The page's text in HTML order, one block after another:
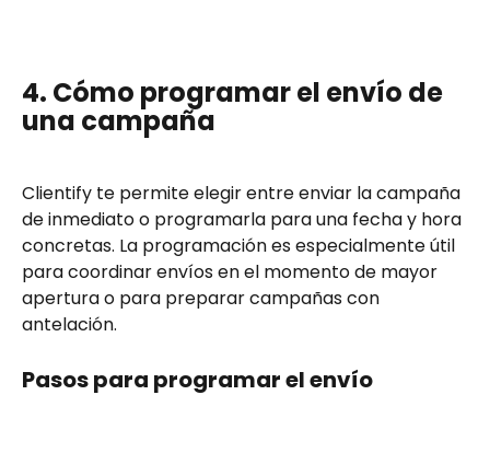
4. Cómo programar el envío de
una campaña
Clientify te permite elegir entre enviar la campaña
de inmediato o programarla para una fecha y hora
concretas. La programación es especialmente útil
para coordinar envíos en el momento de mayor
apertura o para preparar campañas con
antelación.
Pasos para programar el envío